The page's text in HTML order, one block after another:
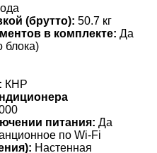
(брутто): 50.7 кг
в комплекте: Да
блока)
КНР
питания: Да
по Wi-Fi
Настенная